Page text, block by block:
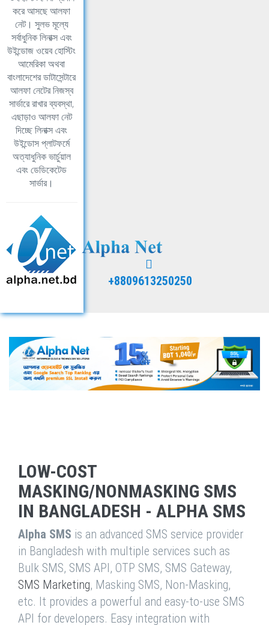
করে আসছে আলফা
নেট। সুলভ মূল্যে
সর্বাধুনিক লিনাক্স এবং
উইন্ডোজ ওয়েব হোস্টিং
আমেরিকা অথবা
বাংলাদেশের ডাটাসেন্টারে
আলফা নেটের নিজস্ব
সার্ভারে রাখার ব্যবস্থা,
এছাড়াও আলফা নেট
দিচ্ছে লিনাক্স এবং
উইন্ডোস প্লাটফর্মে
অত্যাধুনিক ভার্চুয়াল
এবং ডেডিকেটেড
সার্ভার।
+8809613250250
LOW-COST
MASKING/NONMASKING SMS
IN BANGLADESH - ALPHA SMS
Alpha SMS is an advanced SMS service provider
in Bangladesh with multiple services such as
Bulk SMS, SMS API, OTP SMS, SMS Gateway,
SMS Marketing, Masking SMS, Non-Masking,
etc. It provides a powerful and easy-to-use SMS
API for developers. Easy integration with